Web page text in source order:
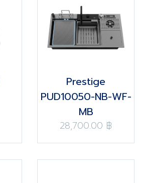
Prestige
PUD10050-NB-WF-
MB
28,700.00 ฿